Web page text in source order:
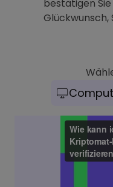
bestätigen
Glückwunsch,